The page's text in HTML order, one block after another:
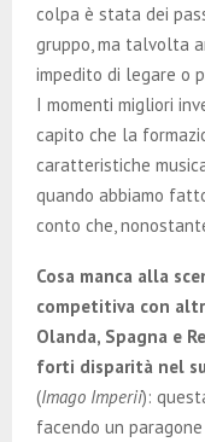
colpa è stata dei
gruppo, ma talvolta
impedito di legare o
I momenti migliori
capito che la
caratteristiche
quando abbiamo
conto che,
Cosa manca alla
competitiva con
Olanda, Spagna e
forti disparità nel
(Imago Imperii):
facendo un